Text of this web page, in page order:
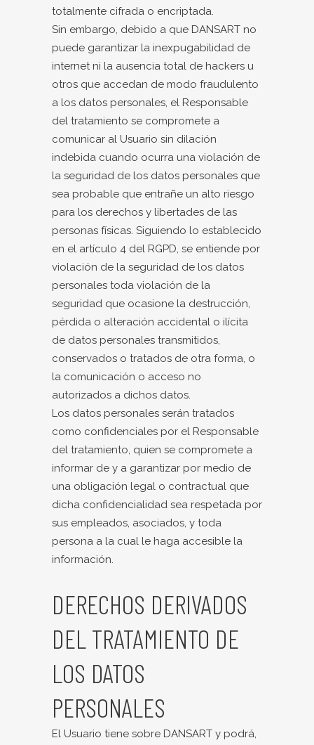
totalmente cifrada o encriptada.
Sin embargo, debido a que DANSART no
puede garantizar la inexpugabilidad de
internet ni la ausencia total de hackers u
otros que accedan de modo fraudulento
a los datos personales, el Responsable
del tratamiento se compromete a
comunicar al Usuario sin dilación
indebida cuando ocurra una violación de
la seguridad de los datos personales que
sea probable que entrañe un alto riesgo
para los derechos y libertades de las
personas físicas. Siguiendo lo establecido
en el artículo 4 del RGPD, se entiende por
violación de la seguridad de los datos
personales toda violación de la
seguridad que ocasione la destrucción,
pérdida o alteración accidental o ilícita
de datos personales transmitidos,
conservados o tratados de otra forma, o
la comunicación o acceso no
autorizados a dichos datos.
Los datos personales serán tratados
como confidenciales por el Responsable
del tratamiento, quien se compromete a
informar de y a garantizar por medio de
una obligación legal o contractual que
dicha confidencialidad sea respetada por
sus empleados, asociados, y toda
persona a la cual le haga accesible la
información.
DERECHOS DERIVADOS
DEL TRATAMIENTO DE
LOS DATOS
PERSONALES
El Usuario tiene sobre DANSART y podrá,